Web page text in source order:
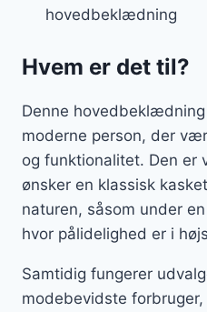
hovedbeklædning
Hvem er det til?
Denne
moderne person, der
og funktionalitet. Den er
ønsker en klassisk
naturen, såsom under
hvor pålidelighed er i
Samtidig fungerer
modebevidste